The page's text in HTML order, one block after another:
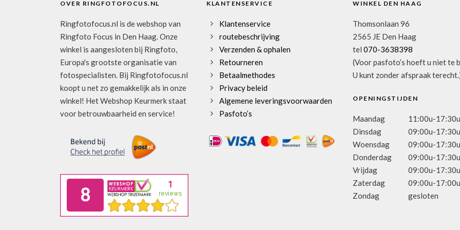
OVER RINGFOTOFOCUS.NL
Ringfotofocus.nl is de webshop van
Ringfoto Focus in Den Haag. Onze
winkel is aangesloten bij Ringfoto,
Europa's grootste organisatie van
fotospecialisten. Bij Ringfotofocus.nl
koopt u net zo gemakkelijk als in onze
winkel! Het Webshop Keurmerk staat
voor betrouwbaarheid en service!
KLANTENSERVICE
Klantenservice
routebeschrijving
Verzenden & ophalen
Retourneren
Betaalmethodes
Privacy beleid
Algemene leveringsvoorwaarden
Pasfoto’s
WINKEL DEN HAAG
Thomsonlaan 96
2565 JE Den Haag
tel 070-3638398
(Voor pasfoto’s hoeft u niet te
U kunt zonder afspraak
OPENINGSTIJDEN
Maandag
11:00u-17:30u
Dinsdag
09:00u-17:30u
Woensdag
09:00u-17:30u
Donderdag
09:00u-17:30u
Vrijdag
09:00u-17:30u
Zaterdag
09:00u-17:00u
Zondag
gesloten